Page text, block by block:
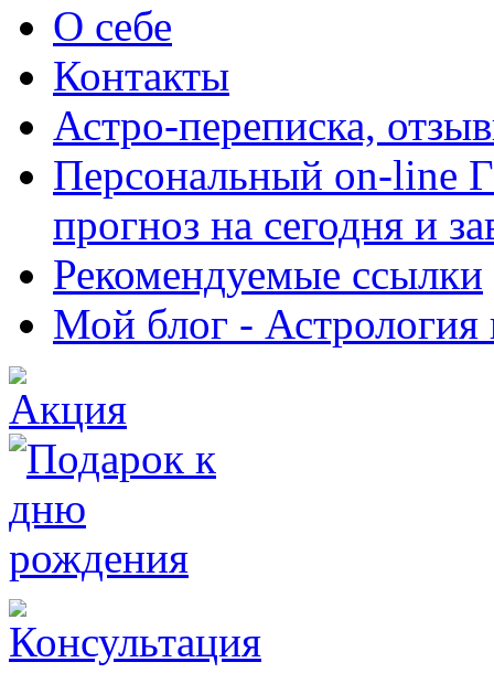
О себе
Контакты
Астро-переписка,
Персональный on-
прогноз на сегодня и
Рекомендуемые ссылки
Мой блог - Астрология